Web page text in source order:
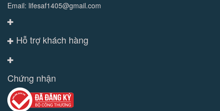
Email: lifesaf1405@gmail.com
Hỗ trợ khách hàng
Chứng nhận